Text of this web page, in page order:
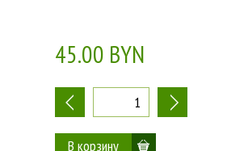
45.00 BYN
- +